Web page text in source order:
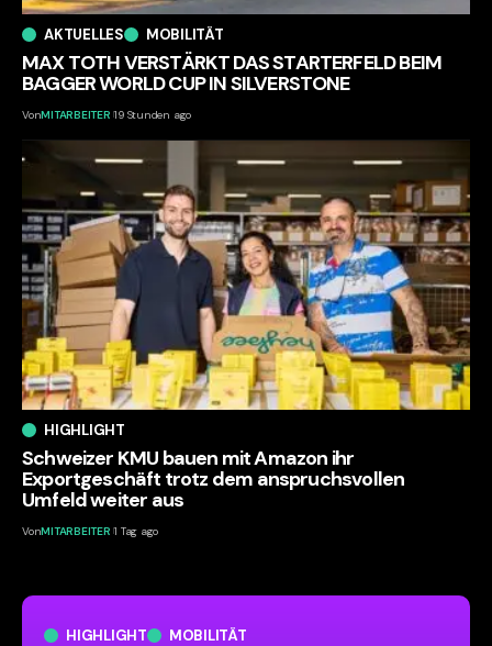
HIGHLIGHT MOBILITÄT
AKTUELLES MOBILITÄT
MAX TOTH VERSTÄRKT DAS STARTERFELD BEIM
BAGGER WORLD CUP IN SILVERSTONE
VonMITARBEITER 19 Stunden ago
HIGHLIGHT
Schweizer KMU bauen mit Amazon ihr
Exportgeschäft trotz dem anspruchsvollen
Umfeld weiter aus
VonMITARBEITER 1 Tag ago